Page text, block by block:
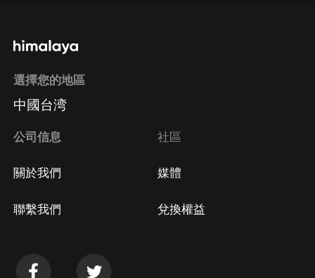
選擇您的地區
中國台湾
公司信息
關於我們
聯繫我們
社區
媒體
兌換權益